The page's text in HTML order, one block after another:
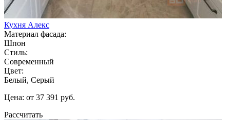
Кухня Алекс
Материал фасада:
Шпон
Стиль:
Современный
Цвет:
Белый, Серый
Цена: от 37 391 руб.
Рассчитать